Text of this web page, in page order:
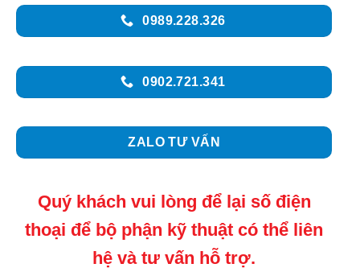
0989.228.326
0902.721.341
ZALO TƯ VẤN
Quý khách vui lòng để lại số điện
thoại để bộ phận kỹ thuật có thể liên
hệ và tư vấn hỗ trợ.